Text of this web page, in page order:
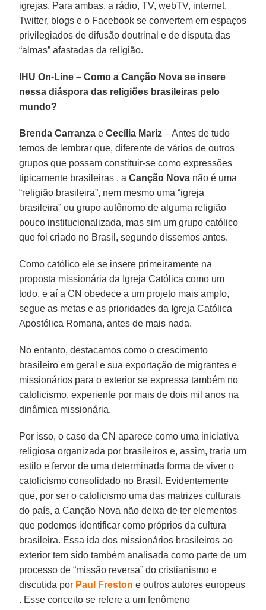
igrejas. Para ambas, a rádio, TV, webTV, internet,
Twitter, blogs e o Facebook se convertem em espaços
privilegiados de difusão doutrinal e de disputa das
“almas” afastadas da religião.
IHU On-Line – Como a Canção Nova se insere
nessa diáspora das religiões brasileiras pelo
mundo?
Brenda Carranza eCecília Mariz – Antes de tudo
temos de lembrar que, diferente de vários de outros
grupos que possam constituir-se como expressões
tipicamente brasileiras , aCanção Nova não é uma
“religião brasileira”, nem mesmo uma “igreja
brasileira” ou grupo autônomo de alguma religião
pouco institucionalizada, mas sim um grupo católico
que foi criado no Brasil, segundo dissemos antes.
Como católico ele se insere primeiramente na
proposta missionária da Igreja Católica como um
todo, e aí a CN obedece a um projeto mais amplo,
segue as metas e as prioridades da Igreja Católica
Apostólica Romana, antes de mais nada.
No entanto, destacamos como o crescimento
brasileiro em geral e sua exportação de migrantes e
missionários para o exterior se expressa também no
catolicismo, experiente por mais de dois mil anos na
dinâmica missionária.
Por isso, o caso da CN aparece como uma iniciativa
religiosa organizada por brasileiros e, assim, traria um
estilo e fervor de uma determinada forma de viver o
catolicismo consolidado no Brasil. Evidentemente
que, por ser o catolicismo uma das matrizes culturais
do país, a Canção Nova não deixa de ter elementos
que podemos identificar como próprios da cultura
brasileira. Essa ida dos missionários brasileiros ao
exterior tem sido também analisada como parte de um
processo de “missão reversa” do cristianismo e
discutida por Paul Freston e outros autores europeus
. Esse conceito se refere a um fenômeno